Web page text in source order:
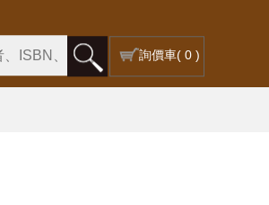
詢價車( 0 )